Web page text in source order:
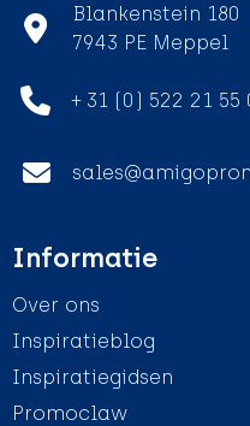
Blankenstein 180
7943 PE Meppel
+ 31 (0) 522 21 55
Informatie
Over ons
Inspiratieblog
Inspiratiegidsen
Promoclaw